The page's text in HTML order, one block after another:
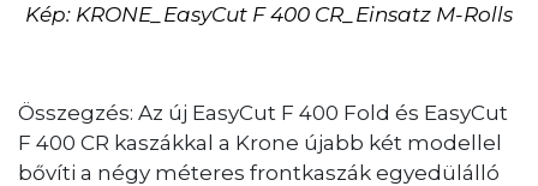
Kép: KRONE_EasyCut F 400 CR_Einsatz M-Rolls
Összegzés: Az új EasyCut F 400 Fold és EasyCut
F 400 CR kaszákkal a Krone újabb két modellel
bővíti a négy méteres frontkaszák egyedülálló